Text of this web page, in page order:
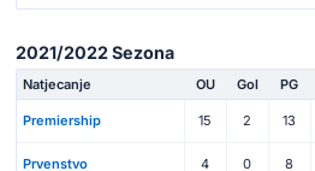
2021/2022 Sezona
Natjecanje OU Gol PG
Premiership 15 2 13
Prvenstvo 4 0 8